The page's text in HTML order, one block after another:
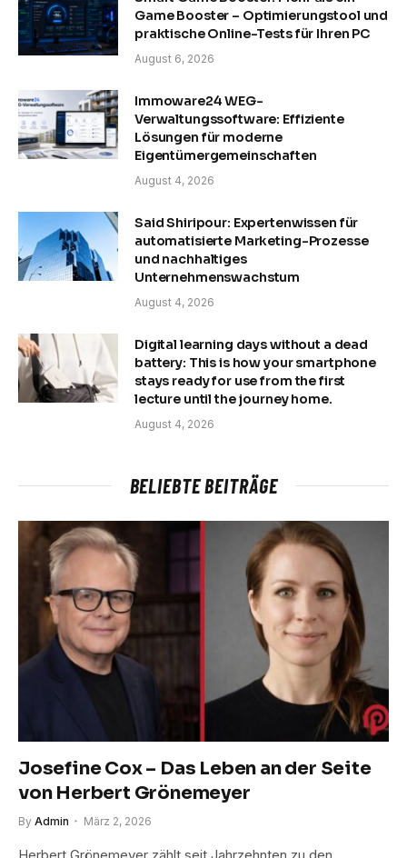
Game Booster – Optimierungstool und
praktische Online-Tests für Ihren PC
August 6, 2026
Immoware24 WEG-
Verwaltungssoftware: Effiziente
Lösungen für moderne
Eigentümergemeinschaften
August 4, 2026
Said Shiripour: Expertenwissen für
automatisierte Marketing-Prozesse
und nachhaltiges
Unternehmenswachstum
August 4, 2026
Digital learning days without a dead
battery: This is how your smartphone
stays ready for use from the first
lecture until the journey home.
August 4, 2026
BELIEBTE BEITRÄGE
Josefine Cox – Das Leben an der Seite
von Herbert Grönemeyer
By Admin März 2, 2026
Herbert Grönemeyer zählt seit Jahrzehnten zu den